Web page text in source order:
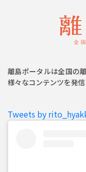
離島ポータルは全国の
様々なコンテンツを発
Tweets by